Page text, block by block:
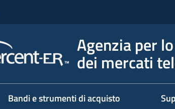
Agenzia per
dei mercati
Bandi e strumenti di acquisto